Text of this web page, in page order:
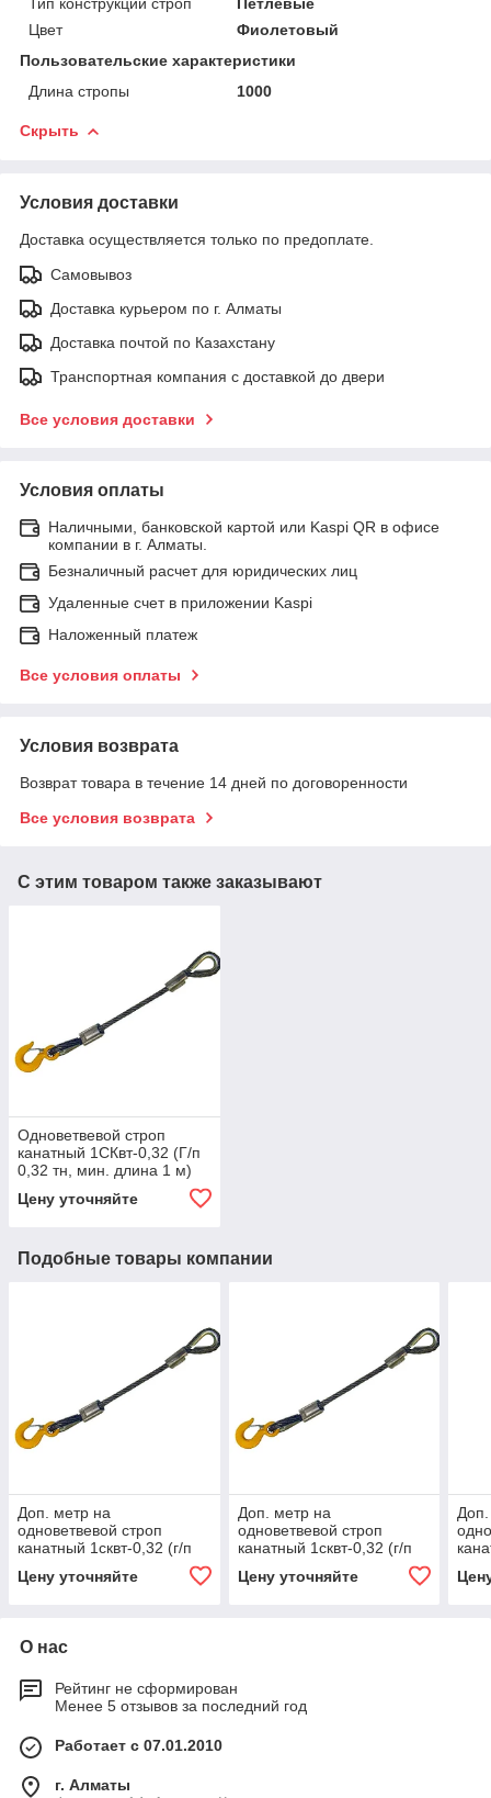
Цвет
Фиолетовый
Пользовательские характеристики
Длина стропы
1000
Скрыть
Условия доставки
Доставка осуществляется только по предоплате.
Самовывоз
Доставка курьером по г. Алматы
Доставка почтой по Казахстану
Транспортная компания с доставкой до двери
Все условия доставки
Условия оплаты
Наличными, банковской картой или Kaspi QR в офисе
компании в г. Алматы.
Безналичный расчет для юридических лиц
Удаленные счет в приложении Kaspi
Наложенный платеж
Все условия оплаты
Условия возврата
Возврат товара в течение 14 дней по договоренности
Все условия возврата
С этим товаром также заказывают
Одноветвевой строп
канатный 1СКвт-0,32 (Г/п
0,32 тн, мин. длина 1 м)
Цену уточняйте
Подобные товары компании
Доп. метр на
одноветвевой строп
канатный 1сквт-0,32 (г/п
0,32 тн, мин. длина 1 м)
0.63, 1000
Цену уточняйте
Доп. метр на
одноветвевой строп
канатный 1сквт-0,32 (г/п
0,32 тн, мин. длина 1 м)
1.25, 1000
Цену уточняйте
1.6,
О нас
Рейтинг не сформирован
Менее 5 отзывов за последний год
Работает с 07.01.2010
г. Алматы